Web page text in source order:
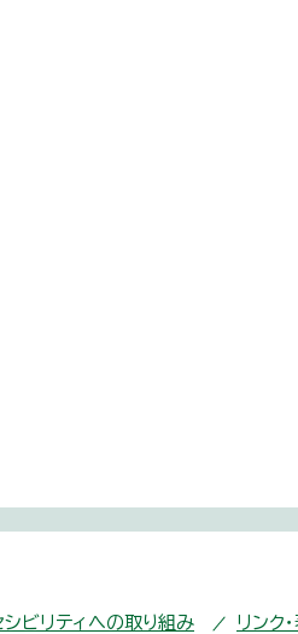
シビリティへの取り組み リンク